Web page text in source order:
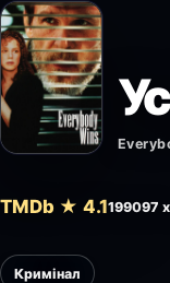
TMDb ★ 4.1199097
Кримінал